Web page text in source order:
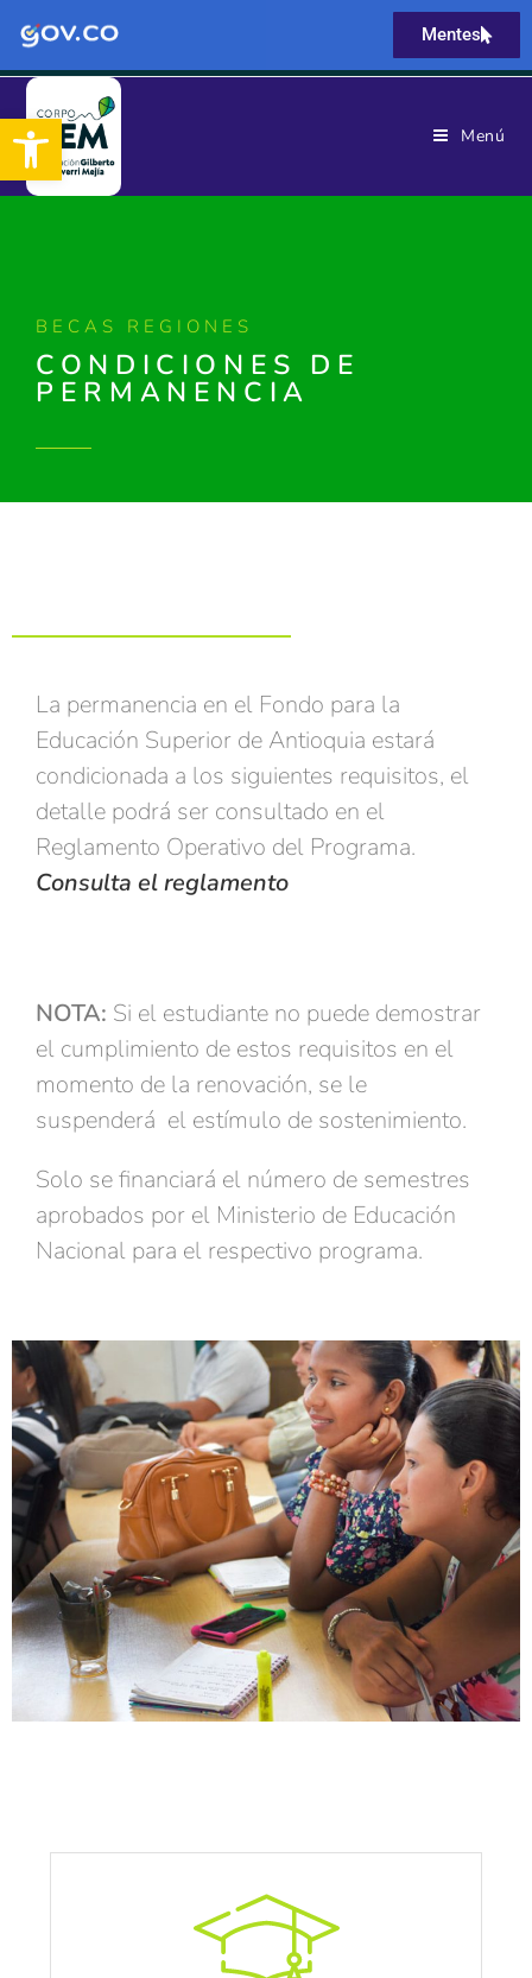
Abrir barra de herramientas
Mentes
Menú
BECAS REGIONES
CONDICIONES DE
PERMANENCIA
La permanencia en el Fondo para la
Educación Superior de Antioquia estará
condicionada a los siguientes requisitos, el
detalle podrá ser consultado en el
Reglamento Operativo del Programa.
Consulta el reglamento
NOTA: Si el estudiante no puede demostrar
el cumplimiento de estos requisitos en el
momento de la renovación, se le
suspenderá el estímulo de sostenimiento.
Solo se financiará el número de semestres
aprobados por el Ministerio de Educación
Nacional para el respectivo programa.